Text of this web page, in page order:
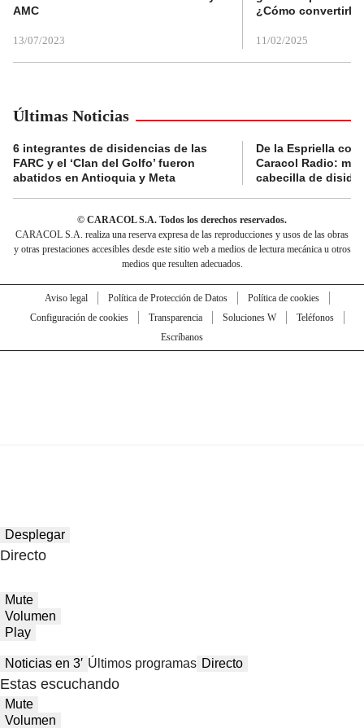
AMC
13/07/2023
¿Cómo convertirla
11/02/2025
Últimas Noticias
6 integrantes de disidencias de las
FARC y el ‘Clan del Golfo’ fueron
abatidos en Antioquia y Meta
De la Espriella
Caracol Radio:
cabecilla de
© CARACOL S.A. Todos los derechos reservados.
CARACOL S.A. realiza una reserva expresa de las reproducciones y usos de las obras
y otras prestaciones accesibles desde este sitio web a medios de lectura mecánica u otros
medios que resulten adecuados.
Aviso legal Política de Protección de Datos
Política de cookies
Configuración de cookies
Transparencia Soluciones W
Teléfonos
Escríbanos
Desplegar
Directo
Mute
Volumen
Play
Noticias en 3′ Últimos programas Directo
Estas escuchando
Mute
Volumen